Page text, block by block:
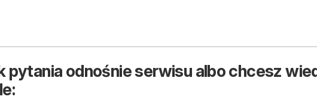
pytania odnośnie serwisu albo chcesz